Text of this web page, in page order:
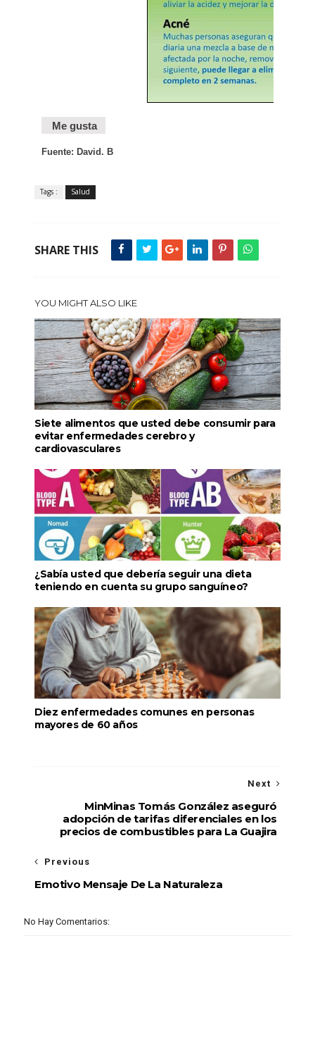
Me gusta
Fuente: David. B
Tags : Salud
SHARE THIS
YOU MIGHT ALSO LIKE
Siete alimentos que usted debe consumir para
evitar enfermedades cerebro y
cardiovasculares
¿Sabía usted que debería seguir una dieta
teniendo en cuenta su grupo sanguíneo?
Diez enfermedades comunes en personas
mayores de 60 años
Next
MinMinas Tomás González aseguró
adopción de tarifas diferenciales en los
precios de combustibles para La Guajira
Previous
Emotivo Mensaje De La Naturaleza
No Hay Comentarios: